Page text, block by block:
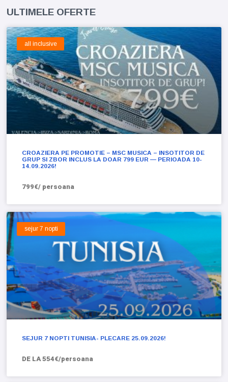
ULTIMELE OFERTE
all inclusive
CROAZIERA PE PROMOTIE – MSC MUSICA – INSOTITOR DE
GRUP SI ZBOR INCLUS LA DOAR 799 EUR — PERIOADA 10-
14.09.2026!
799€/ persoana
sejur 7 nopti
SEJUR 7 NOPTI TUNISIA- PLECARE 25.09.2026!
DE LA 554€/persoana